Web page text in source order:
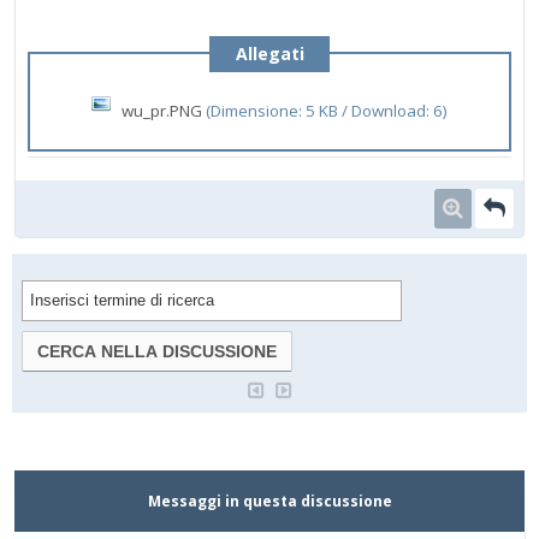
Allegati
wu_pr.PNG (Dimensione: 5 KB / Download: 6)
Messaggi in questa discussione